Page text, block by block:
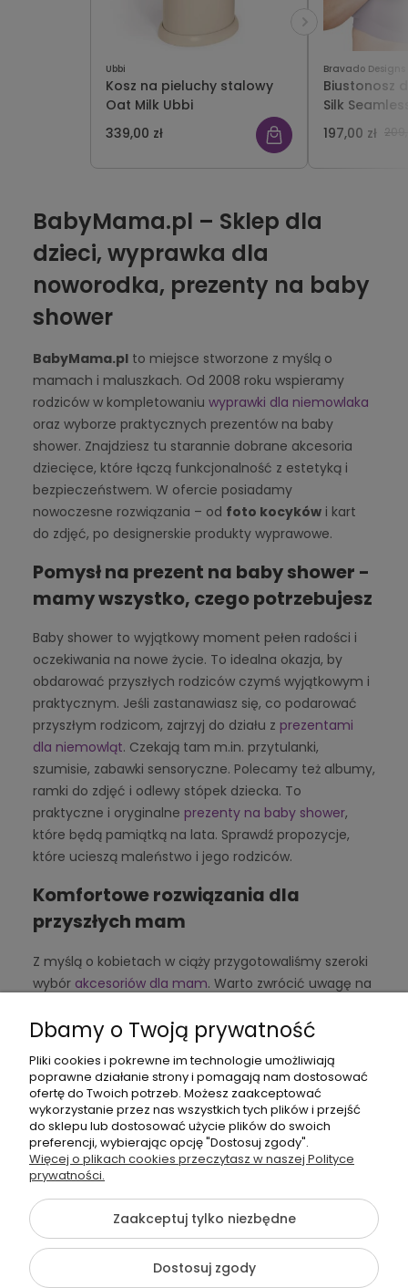
Ubbi
Kosz na pieluchy stalowy
Oat Milk Ubbi
339,00 zł
Bravado Designs
Biustonosz
Silk
Bravado
197,00 zł
BabyMama.pl – Sklep dla
dzieci, wyprawka dla
noworodka, prezenty na baby
shower
BabyMama.plto miejsce stworzone z myślą o
mamach i maluszkach. Od 2008 roku wspieramy
rodziców w kompletowaniu wyprawki dla niemowlaka
oraz wyborze praktycznych prezentów na baby
shower. Znajdziesz tu starannie dobrane akcesoria
dziecięce, które łączą funkcjonalność z estetyką i
bezpieczeństwem. W ofercie posiadamy
nowoczesne rozwiązania – od foto kocykówi kart
do zdjęć, po designerskie produkty wyprawowe.
Pomysł na prezent na baby shower -
mamy wszystko, czego potrzebujesz
Baby shower to wyjątkowy moment pełen radości i
oczekiwania na nowe życie. To idealna okazja, by
obdarować przyszłych rodziców czymś wyjątkowym i
praktycznym. Jeśli zastanawiasz się, co podarować
przyszłym rodzicom, zajrzyj do działu z prezentami
dla niemowląt. Czekają tam m.in. przytulanki,
szumisie, zabawki sensoryczne. Polecamy też albumy,
ramki do zdjęć i odlewy stópek dziecka. To
praktyczne i oryginalne prezenty na baby shower,
które będą pamiątką na lata. Sprawdź propozycje,
które ucieszą maleństwo i jego rodziców.
Komfortowe rozwiązania dla
przyszłych mam
Z myślą o kobietach w ciąży przygotowaliśmy szeroki
wybór akcesoriów dla mam. Warto zwrócić uwagę na
ciążowe czy bieliznę dla mam. Każdy z tych
elementów zapewnia komfort, bezpieczeństwo i styl
w ciąży.
Biustonosze do karmienia – wygoda
na co dzień
Wygodne karmienie piersią to kluczowy element.
Dlatego proponujemy szeroką gamębiustonoszy do
zaprojektowanych specjalnie dla mam.
Oddychające materiały, praktyczne zapięcia i modne
wzory – wszystko po to, by każda kobieta czuła się
swobodnie i stylowo.
Dbamy o Twoją prywatność
Pliki cookies i pokrewne im technologie umożliwiają
poprawne działanie strony i pomagają nam dostosować
ofertę do Twoich potrzeb. Możesz zaakceptować
wykorzystanie przez nas wszystkich tych plików i przejść
do sklepu lub dostosować użycie plików do swoich
preferencji, wybierając opcję "Dostosuj zgody".
Więcej o plikach cookies przeczytasz w naszej Polityce
prywatności.
Zaakceptuj tylko niezbędne
Dostosuj zgody